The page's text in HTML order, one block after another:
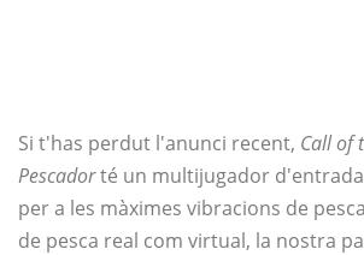
Si t'has perdut l'anunci recent, Call of
Pescadorté un multijugador
per a les màximes vibracions de
de pesca real com virtual, la nostra